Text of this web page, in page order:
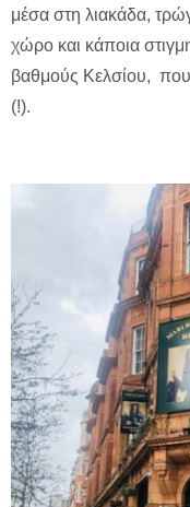
μέσα στη λιακάδα,
χώρο και κάποια
βαθμούς Κελσίου, που
(!).